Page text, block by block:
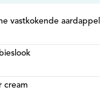
vastkokende
bieslook
cream